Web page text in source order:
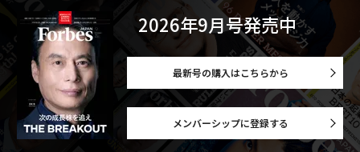
2026年9月号発売中
最新号の購入はこちらから
メンバーシップに登録する